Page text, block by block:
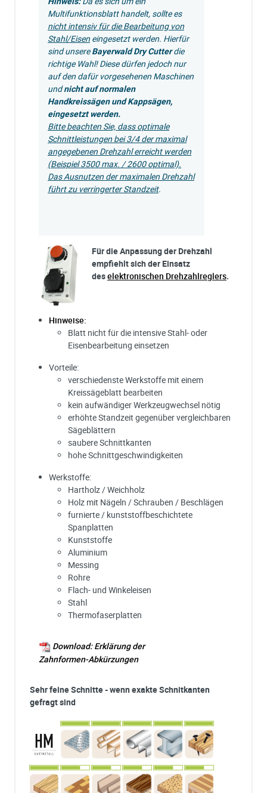
Multifunktionsblatt handelt, sollte es
nicht intensiv für die Bearbeitung von
Stahl/Eisen eingesetzt werden. Hierfür
sind unsereBayerwald Dry Cutterdie
richtige Wahl! Diese dürfen jedoch nur
auf den dafür vorgesehenen Maschinen
undnicht auf normalen
Handkreissägen und Kappsägen,
eingesetzt werden.
Bitte beachten Sie, dass optimale
Schnittleistungen bei 3/4 der maximal
angegebenen Drehzahl erreicht werden
(Beispiel 3500 max. / 2600 optimal).
Das Ausnutzen der maximalen Drehzahl
führt zu verringerter Standzeit.
Für die Anpassung der Drehzahl
empfiehlt sich der Einsatz
deselektronischen Drehzahlreglers.
Hinweise:
Blatt nicht für die intensive Stahl- oder
Eisenbearbeitung einsetzen
Vorteile:
verschiedenste Werkstoffe mit einem
Kreissägeblatt bearbeiten
kein aufwändiger Werkzeugwechsel nötig
erhöhte Standzeit gegenüber vergleichbaren
Sägeblättern
saubere Schnittkanten
hohe Schnittgeschwindigkeiten
Werkstoffe:
Hartholz / Weichholz
Holz mit Nägeln / Schrauben / Beschlägen
furnierte / kunststoffbeschichtete
Spanplatten
Kunststoffe
Aluminium
Messing
Rohre
Flach- und Winkeleisen
Stahl
Thermofaserplatten
Download: Erklärung der
Zahnformen-Abkürzungen
Sehr feine Schnitte - wenn exakte Schnitkanten
gefragt sind